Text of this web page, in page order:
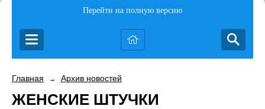
Перейти на полную версию
Главная → Архив новостей
ЖЕНСКИЕ ШТУЧКИ